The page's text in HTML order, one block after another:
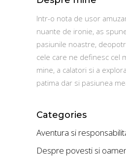
Intr-o nota de usor
nuante de ironie, as
pasiunile noastre,
cele care ne definesc cel
mine, a calatori si a
patima dar si pasiunea
Categories
Aventura si
Despre povesti si